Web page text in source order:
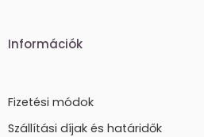
Információk
Fizetési módok
Szállítási díjak és határidők